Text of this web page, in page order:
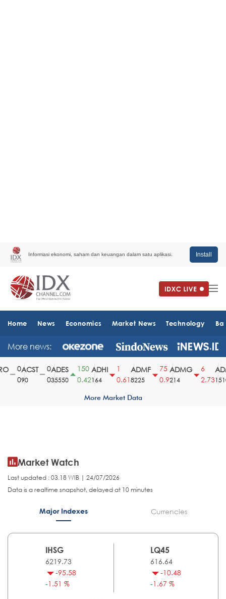
Informasi ekonomi, saham dan keuangan dalam satu aplikasi. Install
Home News Economics Market News Technology
More news:
ACST
90
ADES
35550
150
0.42
ADHI
164
0.61
ADMF
8225
75
0.9
ADMG
214
2.731510
More Market Data
Market Watch
Last updated : 03.18 WIB | 24/07/2026
Data is a realtime snapshot, delayed at 10 minutes
Major Indexes Currencies
IHSG
6219.73
-95.58
-1.51 %
LQ45
616.64
-10.48
-1.67 %